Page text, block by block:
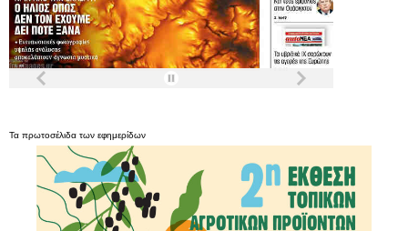
Τα πρωτοσέλιδα των εφημερίδων